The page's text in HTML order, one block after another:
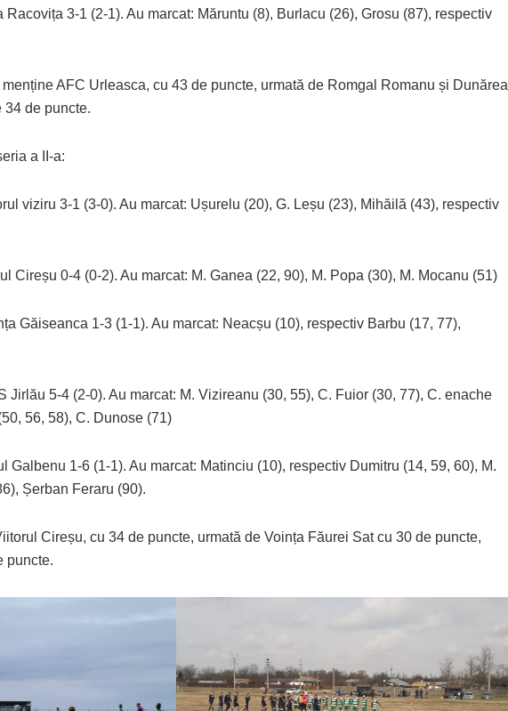
3-1 (2-1). Au marcat: Măruntu (8), Burlacu (26), Grosu (87), respectiv
menține AFC Urleasca, cu 43 de puncte, urmată de Romgal Romanu și Dunărea
34 de puncte.
a II-a:
viziru 3-1 (3-0). Au marcat: Ușurelu (20), G. Leșu (23), Mihăilă (43), respectiv
Cireșu 0-4 (0-2). Au marcat: M. Ganea (22, 90), M. Popa (30), M. Mocanu (51)
Găiseanca 1-3 (1-1). Au marcat: Neacșu (10), respectiv Barbu (17, 77),
Jirlău 5-4 (2-0). Au marcat: M. Vizireanu (30, 55), C. Fuior (30, 77), C. enache
56, 58), C. Dunose (71)
Galbenu 1-6 (1-1). Au marcat: Matinciu (10), respectiv Dumitru (14, 59, 60), M.
Șerban Feraru (90).
Cireșu, cu 34 de puncte, urmată de Voința Făurei Sat cu 30 de puncte,
puncte.